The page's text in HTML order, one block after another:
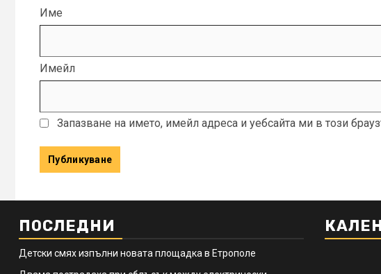
Име
Имейл
Запазване на името, имейл адреса и уебсайта ми в този
ПОСЛЕДНИ
Детски смях изпълни новата площадка в Етрополе